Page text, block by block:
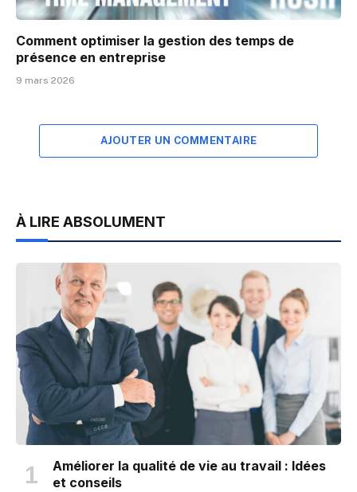
Comment optimiser la gestion des temps de
présence en entreprise
9 mars 2026
AJOUTER UN COMMENTAIRE
À LIRE ABSOLUMENT
Améliorer la qualité de vie au travail : Idées
et conseils